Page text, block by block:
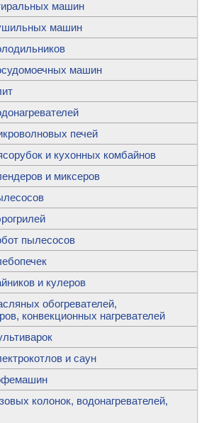
машин
машин
машин
печей
и кухонных комбайнов
и миксеров
пылесосов
и кулеров
обогревателей,
конвекционных нагревателей
и саун
колонок, водонагревателей,